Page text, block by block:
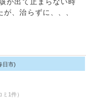
、治らずに、、、
日市)
1件）